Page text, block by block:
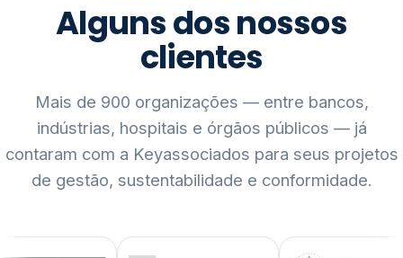
Alguns dos nossos
clientes
Mais de 900 organizações — entre bancos,
indústrias, hospitais e órgãos públicos — já
contaram com a Keyassociados para seus projetos
de gestão, sustentabilidade e conformidade.